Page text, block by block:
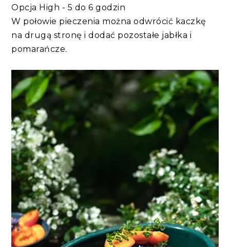
Opcja High - 5 do 6 godzin
W połowie pieczenia można odwrócić kaczkę
na drugą stronę i dodać pozostałe jabłka i
pomarańcze.